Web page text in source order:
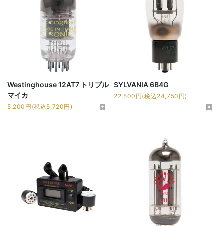
Westinghouse 12AT7 トリプル
マイカ
5,200円(税込5,720円)
SYLVANIA 6B4G
22,500円(税込24,750円)